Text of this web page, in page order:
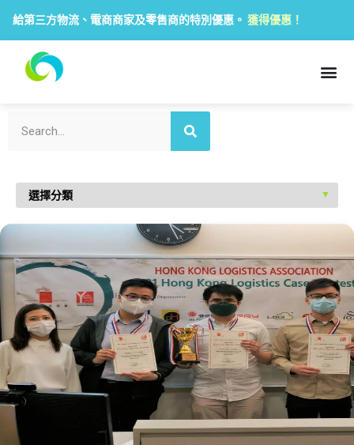
給第三方物流、電商商家及零售商的特別優惠。 獲得優惠！